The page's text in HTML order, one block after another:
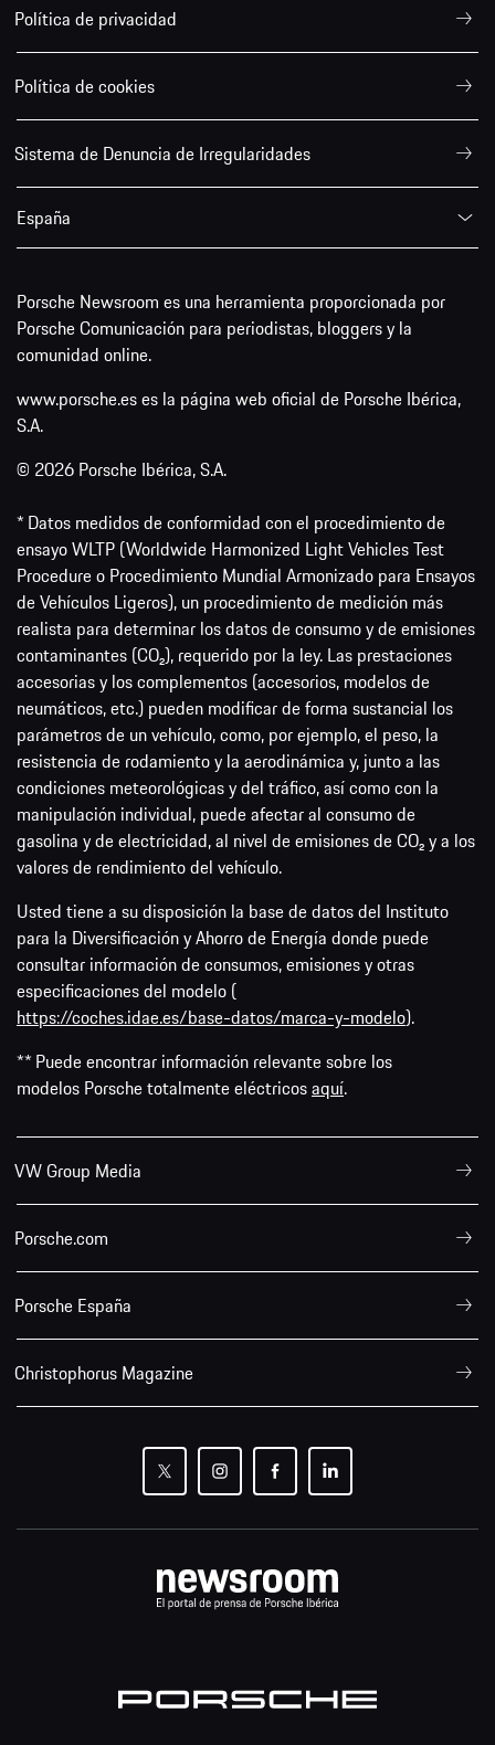
Política de privacidad
Política de cookies
Sistema de Denuncia de Irregularidades
España
Porsche Newsroom es una herramienta proporcionada por
Porsche Comunicación para periodistas, bloggers y la
comunidad online.
www.porsche.es es la página web oficial de Porsche Ibérica,
S.A.
© 2026 Porsche Ibérica, S.A.
* Datos medidos de conformidad con el procedimiento de
ensayo WLTP (Worldwide Harmonized Light Vehicles Test
Procedure o Procedimiento Mundial Armonizado para Ensayos
de Vehículos Ligeros), un procedimiento de medición más
realista para determinar los datos de consumo y de emisiones
contaminantes (CO₂), requerido por la ley. Las prestaciones
accesorias y los complementos (accesorios, modelos de
neumáticos, etc.) pueden modificar de forma sustancial los
parámetros de un vehículo, como, por ejemplo, el peso, la
resistencia de rodamiento y la aerodinámica y, junto a las
condiciones meteorológicas y del tráfico, así como con la
manipulación individual, puede afectar al consumo de
gasolina y de electricidad, al nivel de emisiones de CO₂ y a los
valores de rendimiento del vehículo.
Usted tiene a su disposición la base de datos del Instituto
para la Diversificación y Ahorro de Energía donde puede
consultar información de consumos, emisiones y otras
especificaciones del modelo (
https://coches.idae.es/base-datos/marca-y-modelo).
** Puede encontrar información relevante sobre los
modelos Porsche totalmente eléctricosaquí.
VW Group Media
Porsche.com
Porsche España
Christophorus Magazine